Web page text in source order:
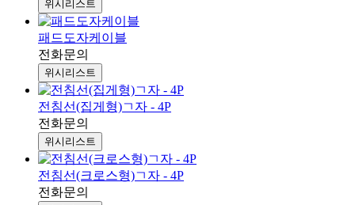
위시리스트
패드도자케이블
전화문의
위시리스트
전침선(집게형)ㄱ자 - 4P
전화문의
위시리스트
전침선(크로스형)ㄱ자 - 4P
전화문의